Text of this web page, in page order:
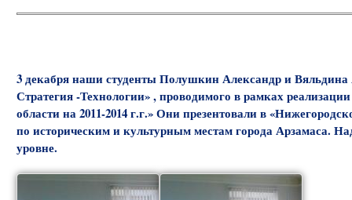
3 декабря наши студенты Полушкин Александр и Вяльдина
Стратегия -Технологии» , проводимого в рамках
области на 2011-2014 г.г.» Они презентовали в
по историческим и культурным местам города Арзамаса.
уровне.